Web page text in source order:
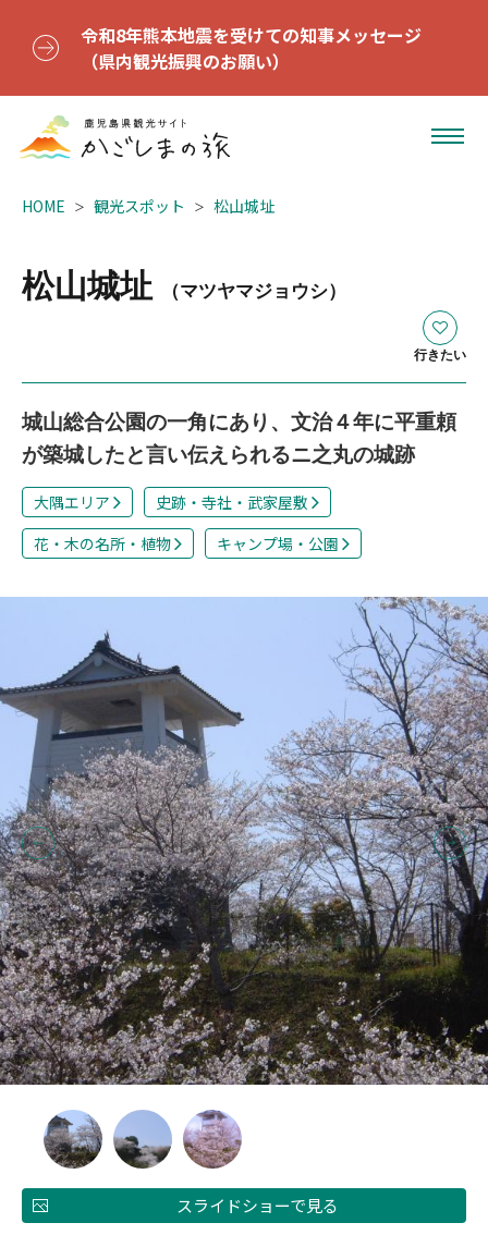
令和8年熊本地震を受けての知事メッセージ
（県内観光振興のお願い）
HOME 観光スポット 松山城址
松山城址 （マツヤマジョウシ）
行きたい
城山総合公園の一角にあり、文治４年に平重頼
が築城したと言い伝えられるニ之丸の城跡
大隅エリア
史跡・寺社・武家屋敷
花・木の名所・植物
キャンプ場・公園
スライドショーで見る